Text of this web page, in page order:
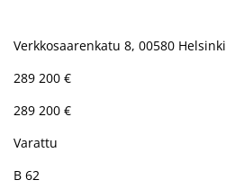
Verkkosaarenkatu 8, 00580 Helsinki
289 200 €
289 200 €
Varattu
B 62